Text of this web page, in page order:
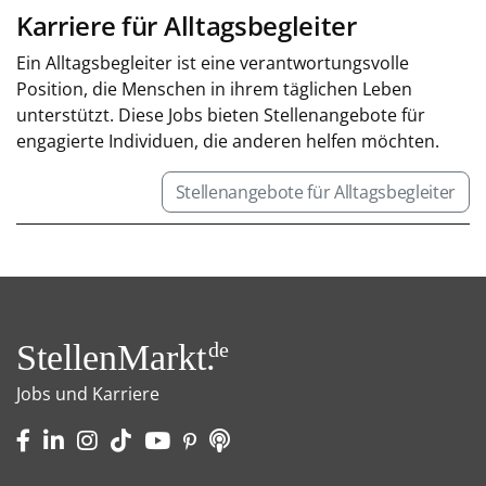
Karriere für Alltagsbegleiter
Ein Alltagsbegleiter ist eine verantwortungsvolle
Position, die Menschen in ihrem täglichen Leben
unterstützt. Diese Jobs bieten Stellenangebote für
engagierte Individuen, die anderen helfen möchten.
Stellenangebote für Alltagsbegleiter
StellenMarkt.de
Jobs und Karriere